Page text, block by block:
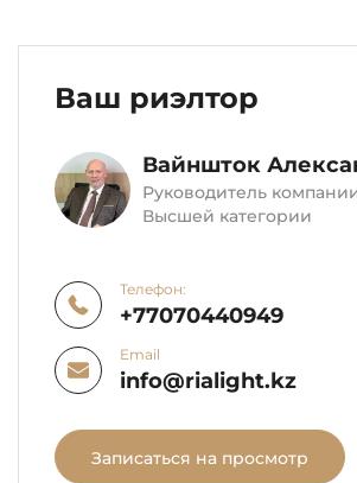
Ваш риэлтор
Вайншток
Руководитель
Высшей категории
Телефон:
+77070440949
Email
info@rialight.kz
Записаться на просмотр